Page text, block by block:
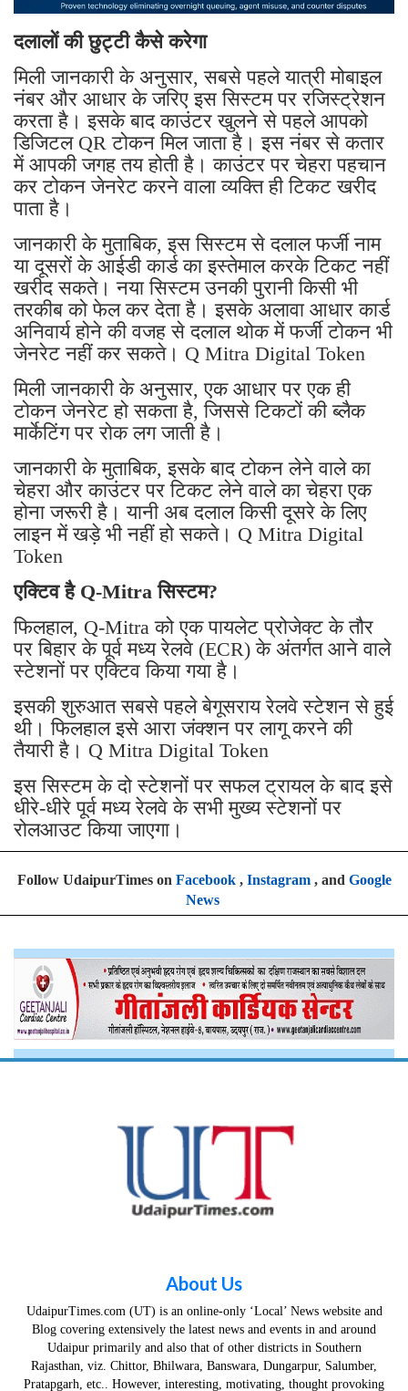
दलालों की छुट्टी कैसे करेगा
मिली जानकारी के अनुसार, सबसे पहले यात्री मोबाइल
नंबर और आधार के जरिए इस सिस्टम पर रजिस्ट्रेशन
करता है। इसके बाद काउंटर खुलने से पहले आपको
डिजिटल QR टोकन मिल जाता है। इस नंबर से कतार
में आपकी जगह तय होती है। काउंटर पर चेहरा पहचान
कर टोकन जेनरेट करने वाला व्यक्ति ही टिकट खरीद
पाता है।
जानकारी के मुताबिक, इस सिस्टम से दलाल फर्जी नाम
या दूसरों के आईडी कार्ड का इस्तेमाल करके टिकट नहीं
खरीद सकते। नया सिस्टम उनकी पुरानी किसी भी
तरकीब को फेल कर देता है। इसके अलावा आधार कार्ड
अनिवार्य होने की वजह से दलाल थोक में फर्जी टोकन भी
जेनरेट नहीं कर सकते। Q Mitra Digital Token
मिली जानकारी के अनुसार, एक आधार पर एक ही
टोकन जेनरेट हो सकता है, जिससे टिकटों की ब्लैक
मार्केटिंग पर रोक लग जाती है।
जानकारी के मुताबिक, इसके बाद टोकन लेने वाले का
चेहरा और काउंटर पर टिकट लेने वाले का चेहरा एक
होना जरूरी है। यानी अब दलाल किसी दूसरे के लिए
लाइन में खड़े भी नहीं हो सकते। Q Mitra Digital
Token
एक्टिव है Q-Mitra सिस्टम?
फिलहाल, Q-Mitra को एक पायलेट प्रोजेक्ट के तौर
पर बिहार के पूर्व मध्य रेलवे (ECR) के अंतर्गत आने वाले
स्टेशनों पर एक्टिव किया गया है।
इसकी शुरुआत सबसे पहले बेगूसराय रेलवे स्टेशन से हुई
थी। फिलहाल इसे आरा जंक्शन पर लागू करने की
तैयारी है। Q Mitra Digital Token
इस सिस्टम के दो स्टेशनों पर सफल ट्रायल के बाद इसे
धीरे-धीरे पूर्व मध्य रेलवे के सभी मुख्य स्टेशनों पर
रोलआउट किया जाएगा।
Follow UdaipurTimes on Facebook, Instagram, and Google
News
About Us
UdaipurTimes.com (UT) is an online-only ‘Local’ News website and
Blog covering extensively the latest news and events in and around
Udaipur primarily and also that of other districts in Southern
Rajasthan, viz. Chittor, Bhilwara, Banswara, Dungarpur, Salumber,
Pratapgarh, etc.. However, interesting, motivating, thought provoking